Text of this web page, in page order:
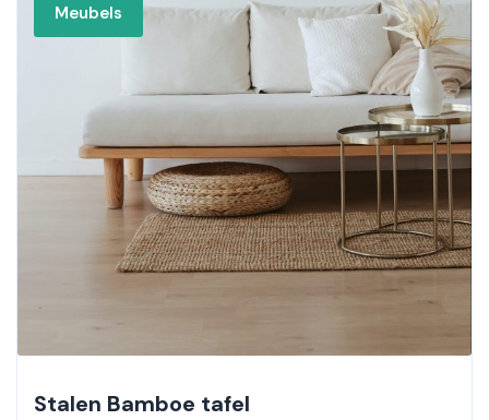
Meubels
Stalen Bamboe tafel